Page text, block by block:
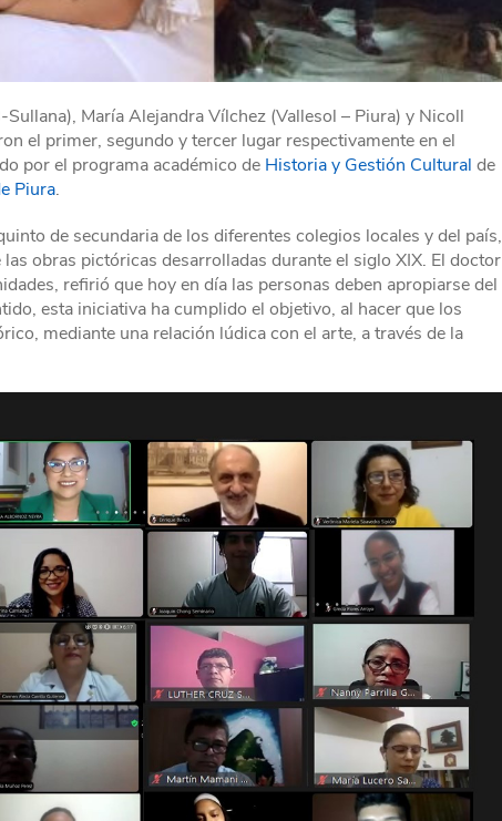
María Alejandra Vílchez (Vallesol – Piura) y Nicoll
el primer, segundo y tercer lugar respectivamente en el
por el programa académico de Historia y Gestión Cultural de
Piura.
de secundaria de los diferentes colegios locales y del país,
obras pictóricas desarrolladas durante el siglo XIX. El doctor
refirió que hoy en día las personas deben apropiarse del
esta iniciativa ha cumplido el objetivo, al hacer que los
mediante una relación lúdica con el arte, a través de la